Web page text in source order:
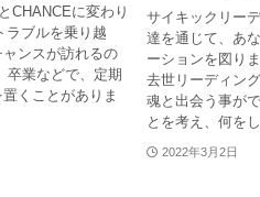
CHANCEに変わり
ラブルを乗り越
ンスが訪れるの
卒業などで、定期
くことがありま
サイキックリー
達を通じて、あ
ーションを図り
去世リーディン
魂と出会う事が
とを考え、何を
2022年3月2日